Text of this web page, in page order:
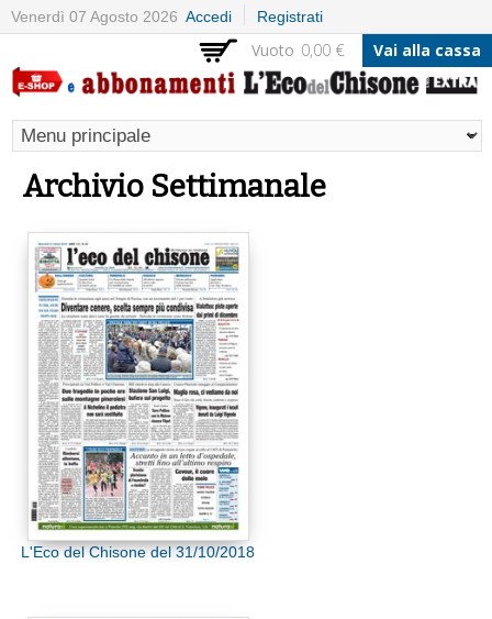
Salta al
contenuto
principale
Venerdì 07 Agosto 2026 Accedi Registrati
Vuoto 0,00 € Vai alla cassa
Archivio Settimanale
L'Eco del Chisone del 31/10/2018
Pagine